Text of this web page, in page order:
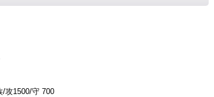
/攻1500/守 700